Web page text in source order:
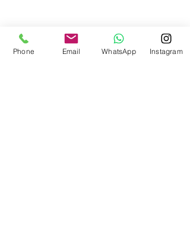
Phone Email WhatsApp Instagram